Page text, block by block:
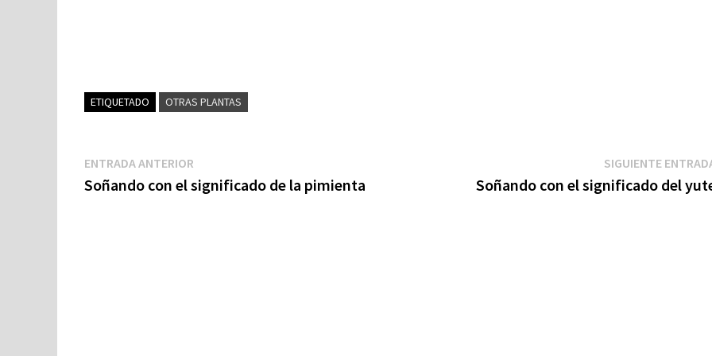
ETIQUETADO OTRAS PLANTAS
Navegación
de
ENTRADA ANTERIOR
anterior:
Soñando con el significado de la pimienta
SIGUIENTE
Soñando con el significado del